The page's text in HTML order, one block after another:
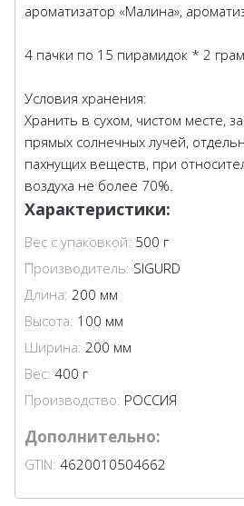
ароматизатор «Малина»,
4 пачки по 15 пирамидок * 2
Условия хранения:
Хранить в сухом, чистом месте,
прямых солнечных лучей,
пахнущих веществ, при
воздуха не более 70%.
Характеристики:
Вес с упаковкой: 500 г
Производитель: SIGURD
Длина: 200 мм
Высота: 100 мм
Ширина: 200 мм
Вес:400 г
Производство: РОССИЯ
Дополнительно:
GTIN:4620010504662